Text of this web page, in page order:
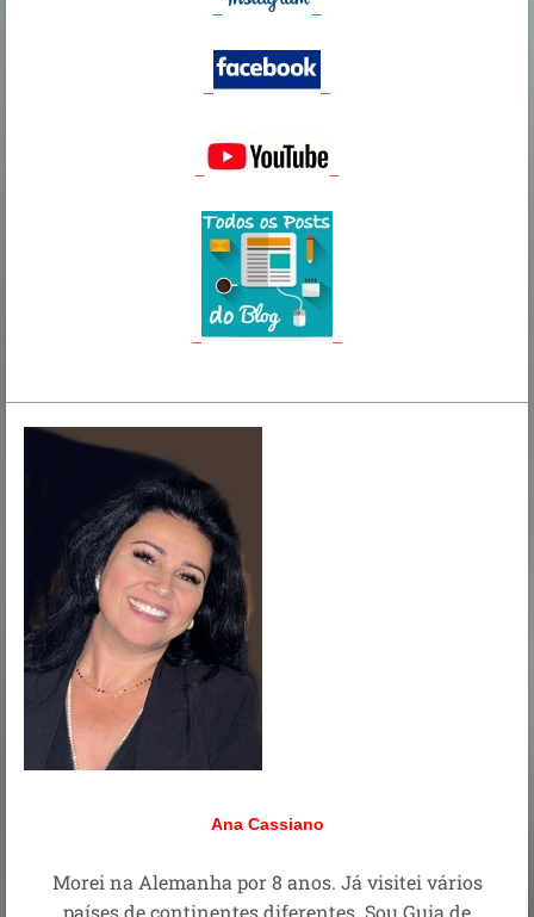
Ana Cassiano
Morei na Alemanha por 8 anos. Já visitei vários
países de continentes diferentes. Sou Guia de